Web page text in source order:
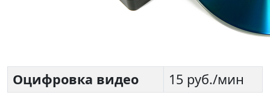
Оцифровка видео 15 руб./мин